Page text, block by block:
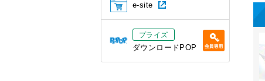
e-site
プライズ
ダウンロードPOP